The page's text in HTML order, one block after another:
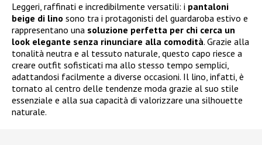
Leggeri, raffinati e incredibilmente versatili: i pantaloni
beige di lino sono tra i protagonisti del guardaroba estivo e
rappresentano una soluzione perfetta per chi cerca un
look elegante senza rinunciare alla comodità. Grazie alla
tonalità neutra e al tessuto naturale, questo capo riesce a
creare outfit sofisticati ma allo stesso tempo semplici,
adattandosi facilmente a diverse occasioni. Il lino, infatti, è
tornato al centro delle tendenze moda grazie al suo stile
essenziale e alla sua capacità di valorizzare una silhouette
naturale.